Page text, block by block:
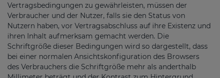
Vertragsbedingungen zu gewährleisten, müssen der
Verbraucher und der Nutzer, falls sie den Status von
Nutzern haben, vor Vertragsabschluss auf ihre Existenz und
ihren Inhalt aufmerksam gemacht werden. Die
Schriftgröße dieser Bedingungen wird so dargestellt, dass
bei einer normalen Ansichtskonfiguration des Browsers
des Verbrauchers die Schriftgröße mehr als anderthalb